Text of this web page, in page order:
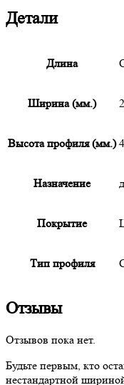
Детали
Длина
Ширина (мм.)
Высота профиля (мм.)
Назначение
Покрытие
Тип профиля
Отзывы
Отзывов пока нет.
Будьте первым, кто
нестандартной